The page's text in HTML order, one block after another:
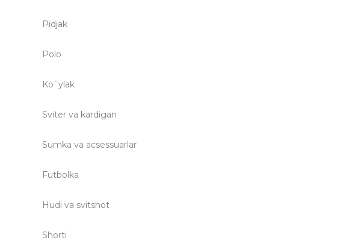
Pidjak
Polo
Ko`ylak
Sviter va kardigan
Sumka va acsessuarlar
Futbolka
Hudi va svitshot
Shorti